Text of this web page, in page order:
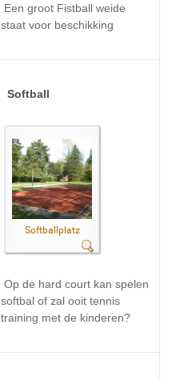
Een groot Fistball weide
staat voor beschikking
Softball
Softballplatz
Op de hard court kan spelen
softbalof zal ooit tennis
training metde kinderen?